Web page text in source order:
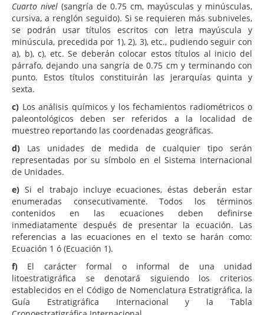
Cuarto nivel (sangría de 0.75 cm, mayúsculas y minúsculas,
cursiva, a renglón seguido). Si se requieren más subniveles,
se podrán usar títulos escritos con letra mayúscula y
minúscula, precedida por 1), 2), 3), etc., pudiendo seguir con
a), b), c), etc. Se deberán colocar estos títulos al inicio del
párrafo, dejando una sangría de 0.75 cm y terminando con
punto. Estos títulos constituirán las jerarquías quinta y
sexta.
c) Los análisis químicos y los fechamientos radiométricos o
paleontológicos deben ser referidos a la localidad de
muestreo reportando las coordenadas geográficas.
d) Las unidades de medida de cualquier tipo serán
representadas por su símbolo en el Sistema Internacional
de Unidades.
e) Si el trabajo incluye ecuaciones, éstas deberán estar
enumeradas consecutivamente. Todos los términos
contenidos en las ecuaciones deben definirse
inmediatamente después de presentar la ecuación. Las
referencias a las ecuaciones en el texto se harán como:
Ecuación 1 ó (Ecuación 1).
f) El carácter formal o informal de una unidad
litoestratigráfica se denotará siguiendo los criterios
establecidos en el Código de Nomenclatura Estratigráfica, la
Guía Estratigráfica Internacional y la Tabla